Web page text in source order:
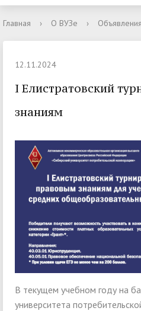
Главная › О ВУЗе › Объявления
12.11.2024
I Елистратовский
знаниям
В текущем учебном году на
университета